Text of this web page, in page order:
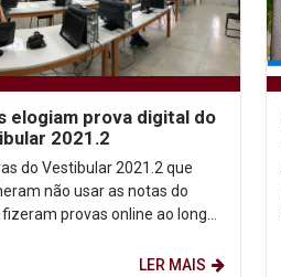
elogiam prova digital do
2021.2
do Vestibular 2021.2 que
não usar as notas do
fizeram provas online ao longo
a questões...LER MAIS